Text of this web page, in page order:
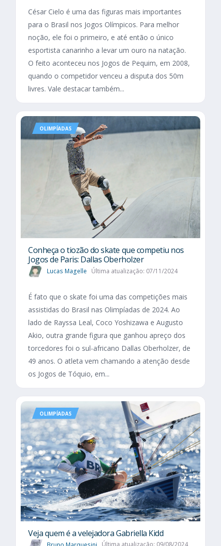
César Cielo é uma das figuras mais importantes
para o Brasil nos Jogos Olímpicos. Para melhor
noção, ele foi o primeiro, e até então o único
esportista canarinho a levar um ouro na natação.
O feito aconteceu nos Jogos de Pequim, em 2008,
quando o competidor venceu a disputa dos 50m
livres. Vale destacar também...
OLIMPÍADAS
Conheça o tiozão do skate que competiu nos
Jogos de Paris: Dallas Oberholzer
Lucas Magelle Última atualização: 07/11/2024
É fato que o skate foi uma das competições mais
assistidas do Brasil nas Olimpíadas de 2024. Ao
lado de Rayssa Leal, Coco Yoshizawa e Augusto
Akio, outra grande figura que ganhou apreço dos
torcedores foi o sul-africano Dallas Oberholzer, de
49 anos. O atleta vem chamando a atenção desde
os Jogos de Tóquio, em...
OLIMPÍADAS
Veja quem é a velejadora Gabriella Kidd